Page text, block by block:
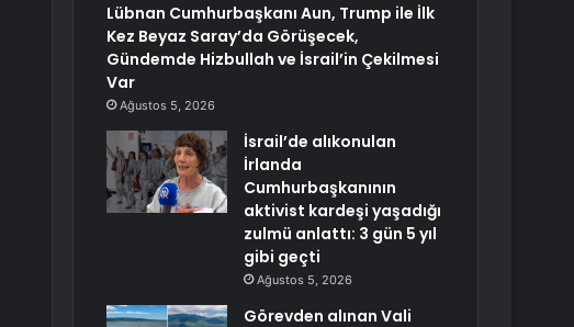
Lübnan Cumhurbaşkanı Aun, Trump ile İlk
Kez Beyaz Saray’da Görüşecek,
Gündemde Hizbullah ve İsrail’in Çekilmesi
Var
Ağustos 5, 2026
İsrail’de alıkonulan
İrlanda
Cumhurbaşkanının
aktivist kardeşi yaşadığı
zulmü anlattı: 3 gün 5 yıl
gibi geçti
Ağustos 5, 2026
Görevden alınan Vali